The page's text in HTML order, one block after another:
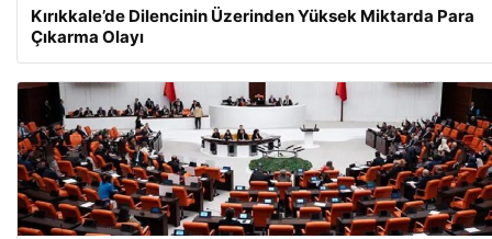
Kırıkkale’de Dilencinin Üzerinden Yüksek Miktarda Para
Çıkarma Olayı